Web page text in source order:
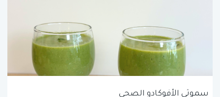
سموثي الأفوكادو الصحي